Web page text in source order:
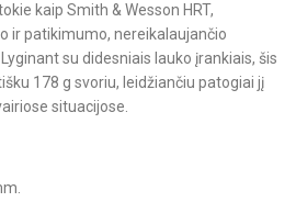
kaip Smith & Wesson HRT,
ir patikimumo, nereikalaujančio
su didesniais lauko įrankiais, šis
178 g svoriu, leidžiančiu patogiai jį
situacijose.